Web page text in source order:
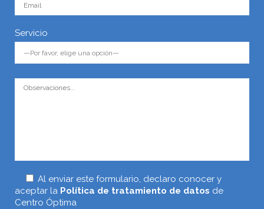
Servicio
Al enviar este formulario, declaro conocer y
aceptar la Política de tratamiento de datos de
Centro Óptima